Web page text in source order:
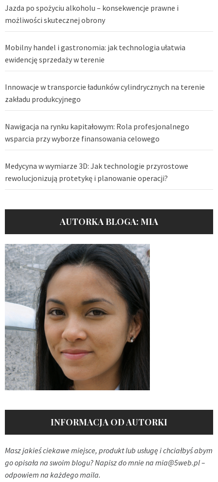
Jazda po spożyciu alkoholu – konsekwencje prawne i
możliwości skutecznej obrony
Mobilny handel i gastronomia: jak technologia ułatwia
ewidencję sprzedaży w terenie
Innowacje w transporcie ładunków cylindrycznych na terenie
zakładu produkcyjnego
Nawigacja na rynku kapitałowym: Rola profesjonalnego
wsparcia przy wyborze finansowania celowego
Medycyna w wymiarze 3D: Jak technologie przyrostowe
rewolucjonizują protetykę i planowanie operacji?
AUTORKA BLOGA: MIA
INFORMACJA OD AUTORKI
Masz jakieś ciekawe miejsce, produkt lub usługę i chciałbyś abym
go opisała na swoim blogu? Napisz do mnie na mia@5web.pl–
odpowiem na każdego maila.